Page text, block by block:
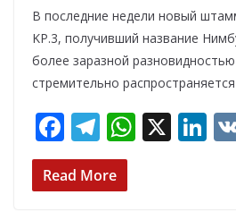
В последние недели новый
KP.3, получивший название
более заразной
стремительно
F
ac
e
T
el
e
W X Li
Read More